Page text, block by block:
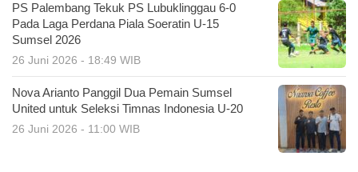
PS Palembang Tekuk PS Lubuklinggau 6-0
Pada Laga Perdana Piala Soeratin U-15
Sumsel 2026
26 Juni 2026 - 18:49 WIB
Nova Arianto Panggil Dua Pemain Sumsel
United untuk Seleksi Timnas Indonesia U-20
26 Juni 2026 - 11:00 WIB